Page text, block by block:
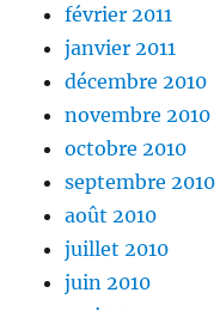
février 2011
janvier 2011
décembre 2010
novembre 2010
octobre 2010
septembre 2010
août 2010
juillet 2010
juin 2010